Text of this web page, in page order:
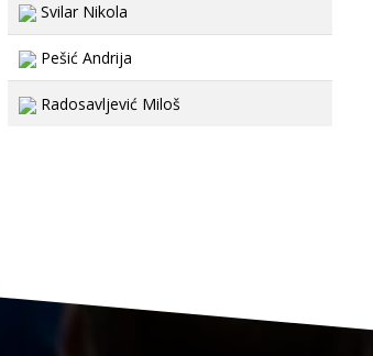
Svilar Nikola
Pešić Andrija
Radosavljević Miloš